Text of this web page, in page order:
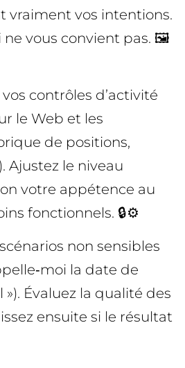
vraiment vos intentions.
ne vous convient pas. 🖼️
vos contrôles d’activité
le Web et les
de positions,
Ajustez le niveau
votre appétence au
fonctionnels. 🔒⚙️
non sensibles
la date de
Évaluez la qualité des
ensuite si le résultat